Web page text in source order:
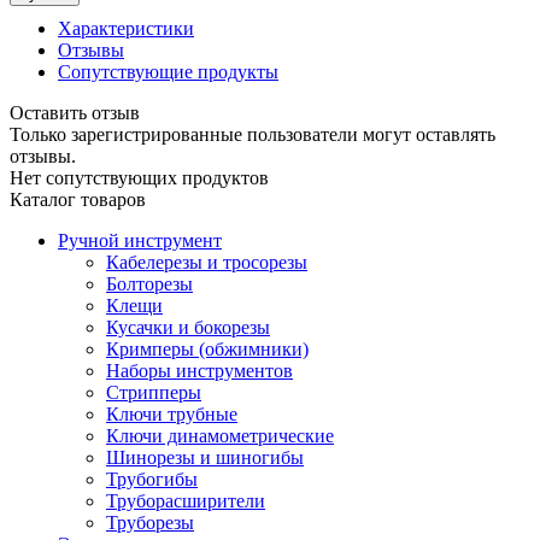
Характеристики
Отзывы
Сопутствующие продукты
Оставить отзыв
Только зарегистрированные пользователи могут оставлять
отзывы.
Нет сопутствующих продуктов
Каталог товаров
Ручной инструмент
Кабелерезы и тросорезы
Болторезы
Клещи
Кусачки и бокорезы
Кримперы (обжимники)
Наборы инструментов
Стрипперы
Ключи трубные
Ключи динамометрические
Шинорезы и шиногибы
Трубогибы
Труборасширители
Труборезы